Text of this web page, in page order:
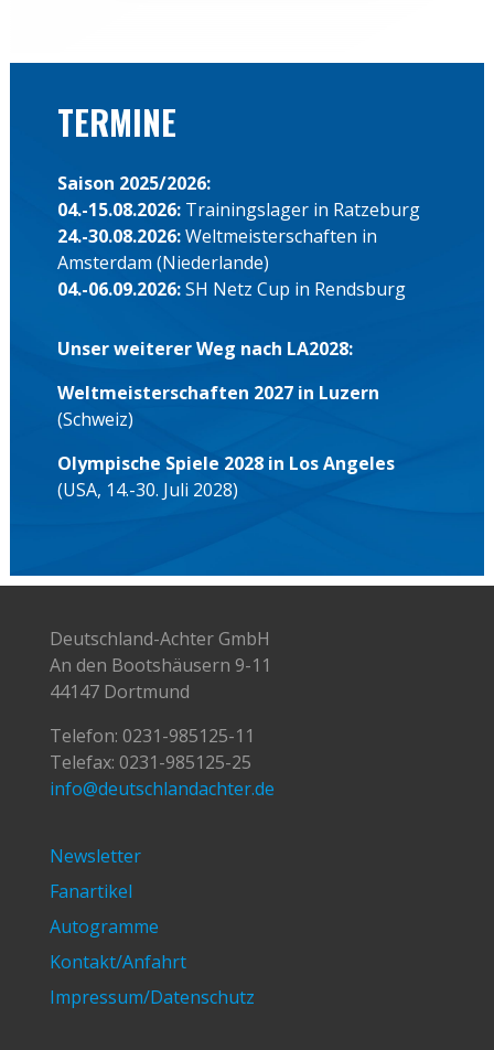
TERMINE
Saison 2025/2026:
04.-15.08.2026: Trainingslager in Ratzeburg
24.-30.08.2026:Weltmeisterschaften in
Amsterdam (Niederlande)
04.-06.09.2026:SH Netz Cup in Rendsburg
Unser weiterer Weg nach LA2028:
Weltmeisterschaften 2027 in Luzern
(Schweiz)
Olympische Spiele 2028 in Los Angeles
(USA, 14.-30. Juli 2028)
Deutschland-Achter GmbH
An den Bootshäusern 9-11
44147 Dortmund
Telefon: 0231-985125-11
Telefax: 0231-985125-25
info@deutschlandachter.de
Newsletter
Fanartikel
Autogramme
Kontakt/Anfahrt
Impressum/Datenschutz